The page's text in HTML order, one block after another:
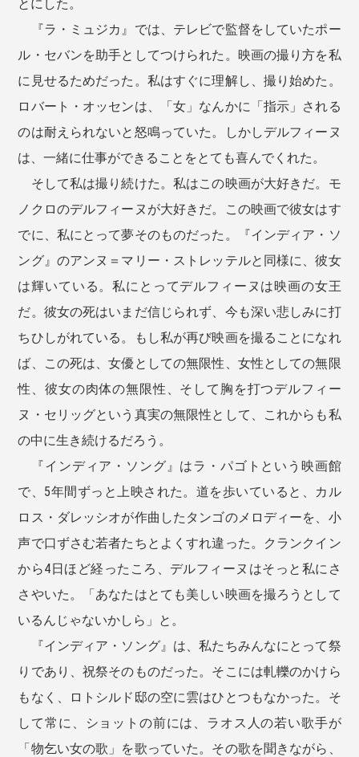
とにした。
『ラ・ミュジカ』では、テレビで監督をしていたポー
ル・セバンを助手としてつけられた。映画の撮り方を私
に見せるためだった。私はすぐに理解し、撮り始めた。
ロバート・オッセンは、「女」なんかに「指示」される
のは耐えられないと怒鳴っていた。しかしデルフィーヌ
は、一緒に仕事ができることをとても喜んでくれた。
そして私は撮り続けた。私はこの映画が大好きだ。モ
ノクロのデルフィーヌが大好きだ。この映画で彼女はす
でに、私にとって夢そのものだった。『インディア・ソ
ング』のアンヌ＝マリー・ストレッテルと同様に、彼女
は輝いている。私にとってデルフィーヌは映画の女王
だ。彼女の死はいまだ信じられず、今も深い悲しみに打
ちひしがれている。もし私が再び映画を撮ることになれ
ば、この死は、女優としての無限性、女性としての無限
性、彼女の肉体の無限性、そして胸を打つデルフィー
ヌ・セリッグという真実の無限性として、これからも私
の中に生き続けるだろう。
『インディア・ソング』はラ・パゴトという映画館
で、5年間ずっと上映された。道を歩いていると、カル
ロス・ダレッシオが作曲したタンゴのメロディーを、小
声で口ずさむ若者たちとよくすれ違った。クランクイン
から4日ほど経ったころ、デルフィーヌはそっと私にさ
さやいた。「あなたはとても美しい映画を撮ろうとして
いるんじゃないかしら」と。
『インディア・ソング』は、私たちみんなにとって祭
りであり、祝祭そのものだった。そこには軋轢のかけら
もなく、ロトシルド邸の空に雲はひとつもなかった。そ
して常に、ショットの前には、ラオス人の若い歌手が
「物乞い女の歌」を歌っていた。その歌を聞きながら、